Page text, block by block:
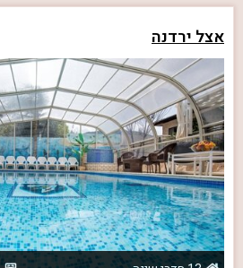
אצל ירדנה